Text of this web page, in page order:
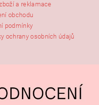
a reklamace
obchodu
podmínky
ochrany osobních údajů